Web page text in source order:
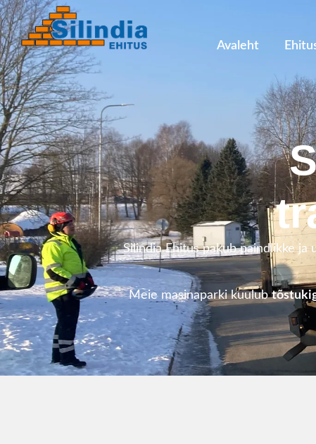
Avaleht
Silindia Ehitus pakub paindlikke ja
Meie masinaparki kuulub